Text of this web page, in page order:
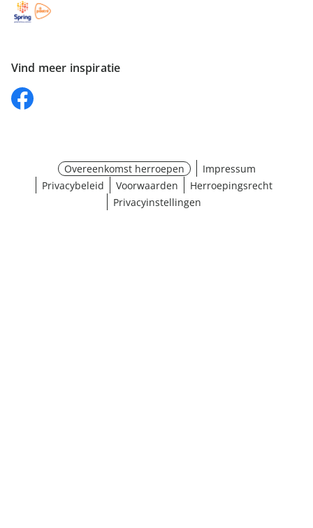
Vind meer inspiratie
Overeenkomst herroepen
Impressum
Privacybeleid
Voorwaarden
Herroepingsrecht
Privacyinstellingen